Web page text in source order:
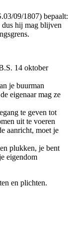
09/1807) bepaalt:
hij mag blijven
14 oktober
je buurman
eigenaar mag ze
te geven tot
uit te voeren
aanricht, moet je
plukken, je bent
eigendom
en plichten.